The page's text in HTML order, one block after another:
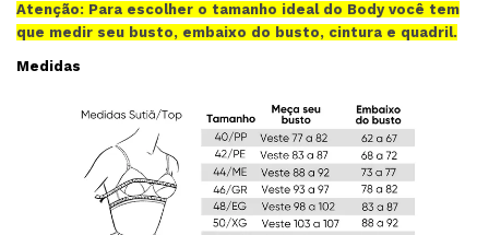
Atenção: Para escolher o tamanho ideal do Body você tem
que medir seu busto, embaixo do busto, cintura e quadril.
Medidas